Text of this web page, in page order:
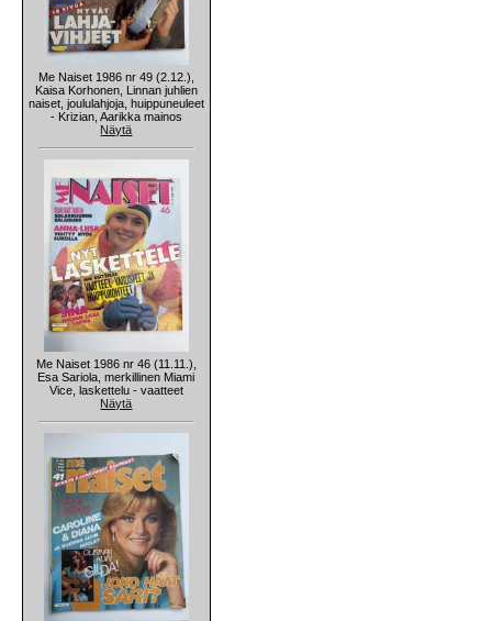
Me Naiset 1986 nr 49 (2.12.),
Kaisa Korhonen, Linnan juhlien
naiset, joululahjoja, huippuneuleet
- Krizian, Aarikka mainos
Näytä
Me Naiset 1986 nr 46 (11.11.),
Esa Sariola, merkillinen Miami
Vice, laskettelu - vaatteet
Näytä